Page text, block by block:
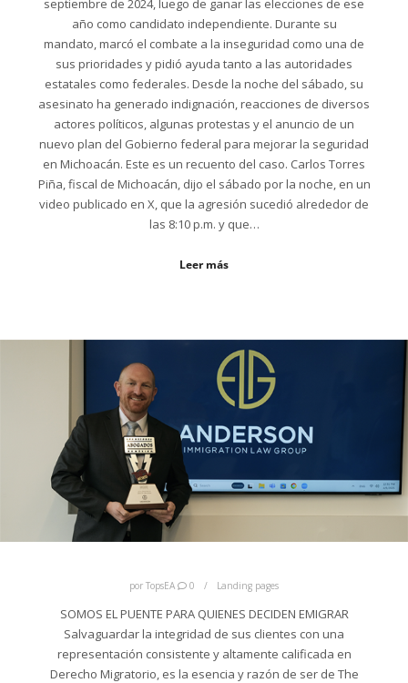
septiembre de 2024, luego de ganar las elecciones de ese
año como candidato independiente. Durante su
mandato, marcó el combate a la inseguridad como una de
sus prioridades y pidió ayuda tanto a las autoridades
estatales como federales. Desde la noche del sábado, su
asesinato ha generado indignación, reacciones de diversos
actores políticos, algunas protestas y el anuncio de un
nuevo plan del Gobierno federal para mejorar la seguridad
en Michoacán. Este es un recuento del caso. Carlos Torres
Piña, fiscal de Michoacán, dijo el sábado por la noche, en un
video publicado en X, que la agresión sucedió alrededor de
las 8:10 p.m. y que…
Leer más
por TopsEA 0 Landing pages
SOMOS EL PUENTE PARA QUIENES DECIDEN EMIGRAR
Salvaguardar la integridad de sus clientes con una
representación consistente y altamente calificada en
Derecho Migratorio, es la esencia y razón de ser de The